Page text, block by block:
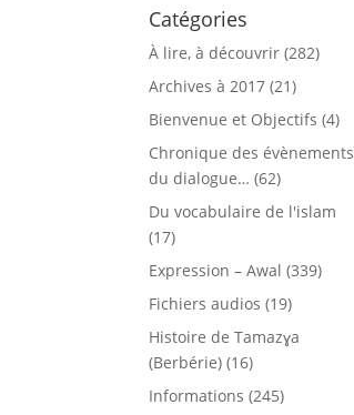
Catégories
À lire, à découvrir (282)
Archives à 2017 (21)
Bienvenue et Objectifs (4)
Chronique des évènements
du dialogue… (62)
Du vocabulaire de l'islam
(17)
Expression – Awal (339)
Fichiers audios (19)
Histoire de Tamazɣa
(Berbérie) (16)
Informations (245)